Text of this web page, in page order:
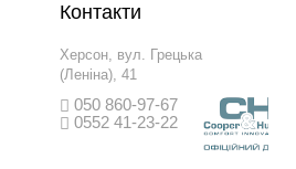
Контакти
Херсон, вул. Грецька
(Леніна), 41
050 860-97-67
0552 41-23-22